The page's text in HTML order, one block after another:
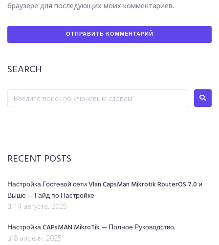
браузере для последующих моих комментариев.
SEARCH
RECENT POSTS
Настройка Гостевой сети Vlan CapsMan Mikrotik RouterOS 7.0 и
Выше — Гайд по Настройке
14 августа, 2025
Настройка CAPsMAN MikroTik — Полное Руководство.
8 апреля, 2025